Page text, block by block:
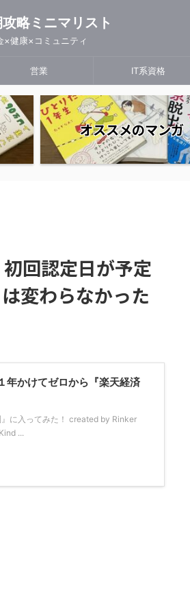
略ミニマリスト
×健康×コミュニティ
営業 IT系資格
オススメのマンガ
回認定日が予定
変わらなかった
年かけてゼロから『楽天経済
に入ってみた！ created by Rinker
...